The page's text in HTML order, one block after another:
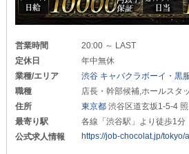
営業時間
20:00 ～ LAST
定休日
年中無休
業種/エリア
渋谷 キャバクラボーイ・黒
職種
店長・幹部候補,ホールスタ
住所
東京都渋谷区道玄坂1-5-4
最寄り駅
各線「渋谷駅」より徒歩1分
公式求人情報
https://job-chocolat.jp/tokyo/